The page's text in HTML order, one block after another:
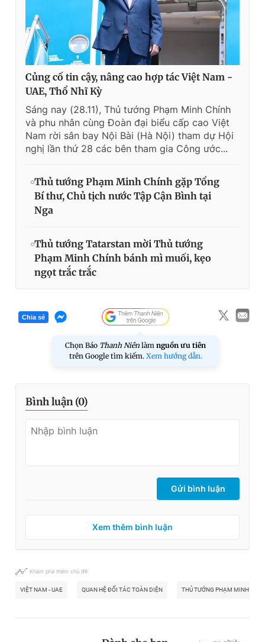
Củng cố tin cậy, nâng cao hợp tác Việt Nam -
UAE, Thổ Nhĩ Kỳ
Sáng nay (28.11), Thủ tướng Phạm Minh Chính
và phu nhân cùng Đoàn đại biểu cấp cao Việt
Nam rời sân bay Nội Bài (Hà Nội) tham dự Hội
nghị lần thứ 28 các bên tham gia Công ước...
Thủ tướng Phạm Minh Chính gặp Tổng
Bí thư, Chủ tịch nước Tập Cận Bình tại
Nga
Thủ tướng Tatarstan mời Thủ tướng
Phạm Minh Chính bánh mì muối, kẹo
ngọt trắc trắc
Chia sẻ
Chọn Báo Thanh Niên làm nguồn ưu tiên
trên Google tìm kiếm. Xem hướng dẫn.
Bình luận (0)
Gửi bình luận
Xem thêm bình luận
Khám phá thêm chủ đề
VIỆT NAM - UAE QUAN HỆ ĐỐI TÁC TOÀN DIỆN THỦ TƯỚNG PHẠM MINH